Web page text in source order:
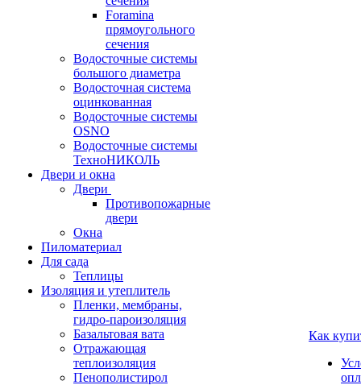
Foramina
прямоугольного
сечения
Водосточные системы
большого диаметра
Водосточная система
оцинкованная
Водосточные системы
OSNO
Водосточные системы
ТехноНИКОЛЬ
Двери и окна
Двери
Противопожарные
двери
Окна
Пиломатериал
Для сада
Теплицы
Изоляция и утеплитель
Пленки, мембраны,
гидро-пароизоляция
Базальтовая вата
Отражающая
теплоизоляция
Пенополистирол
Как